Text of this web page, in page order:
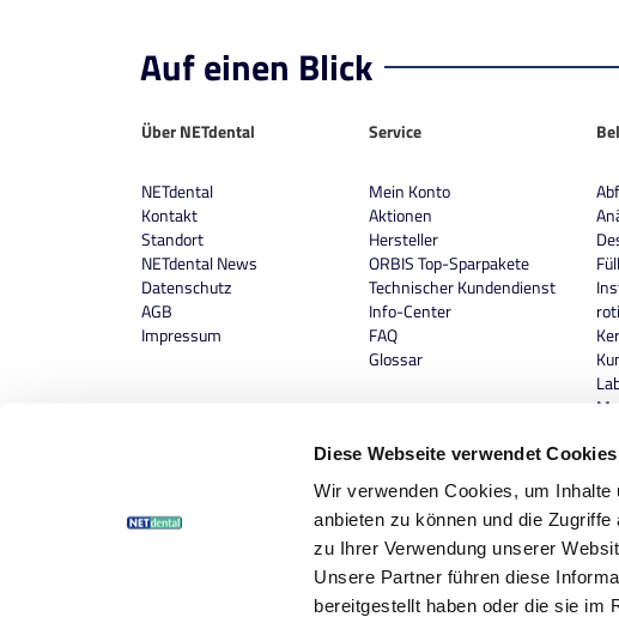
Diese Webseite verwendet Cookies
Wir verwenden Cookies, um
anbieten zu können und die
zu Ihrer Verwendung unserer
Unsere Partner führen diese
bereitgestellt haben oder die sie im
Auf einen Blick
Über NETdental
NETdental
Kontakt
Standort
NETdental News
Datenschutz
AGB
Impressum
Service
Mein Konto
Aktionen
Hersteller
ORBIS Top-Sparpakete
Technischer Kundendienst
Info-Center
FAQ
Glossar